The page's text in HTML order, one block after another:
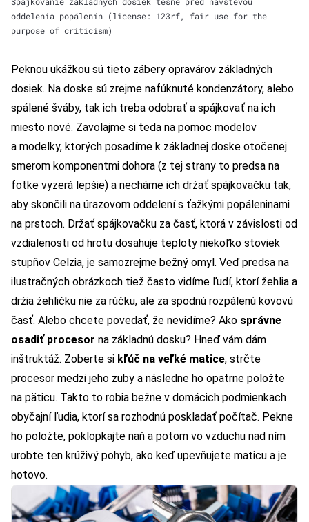
oddelenia popálenín (license: 123rf, fair use for the
purpose of criticism)
Peknou ukážkou sú tieto zábery opravárov základných
dosiek. Na doske sú zrejme nafúknuté kondenzátory, alebo
spálené šváby, tak ich treba odobrať a spájkovať na ich
miesto nové. Zavolajme si teda na pomoc modelov
a modelky, ktorých posadíme k základnej doske otočenej
smerom komponentmi dohora (z tej strany to predsa na
fotke vyzerá lepšie) a necháme ich držať spájkovačku tak,
aby skončili na úrazovom oddelení s ťažkými popáleninami
na prstoch. Držať spájkovačku za časť, ktorá v závislosti od
vzdialenosti od hrotu dosahuje teploty niekoľko stoviek
stupňov Celzia, je samozrejme bežný omyl. Veď predsa na
ilustračných obrázkoch tiež často vidíme ľudí, ktorí žehlia a
držia žehličku nie za rúčku, ale za spodnú rozpálenú kovovú
časť. Alebo chcete povedať, že nevidíme? Ako správne
osadiť procesor na základnú dosku? Hneď vám dám
inštruktáž. Zoberte si kľúč na veľké matice, strčte
procesor medzi jeho zuby a následne ho opatrne položte
na päticu. Takto to robia bežne v domácich podmienkach
obyčajní ľudia, ktorí sa rozhodnú poskladať počítač. Pekne
ho položte, poklopkajte naň a potom vo vzduchu nad ním
urobte ten krúživý pohyb, ako keď upevňujete maticu a je
hotovo.